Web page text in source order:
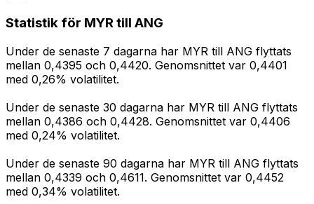
Statistik för MYR till ANG
Under de senaste 7 dagarna har MYR till ANG flyttats
mellan 0,4395 och 0,4420. Genomsnittet var 0,4401
med 0,26% volatilitet.
Under de senaste 30 dagarna har MYR till ANG flyttats
mellan 0,4386 och 0,4428. Genomsnittet var 0,4406
med 0,24% volatilitet.
Under de senaste 90 dagarna har MYR till ANG flyttats
mellan 0,4339 och 0,4611. Genomsnittet var 0,4452
med 0,34% volatilitet.